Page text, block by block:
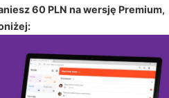
60 PLN na wersję Premium,